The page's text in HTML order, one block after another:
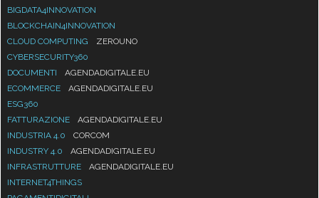
BIGDATA4INNOVATION
BLOCKCHAIN4INNOVATION
CLOUD COMPUTING
ZEROUNO
CYBERSECURITY360
DOCUMENTI
AGENDADIGITALE.EU
ECOMMERCE
AGENDADIGITALE.EU
ESG360
FATTURAZIONE
AGENDADIGITALE.EU
INDUSTRIA 4.0
CORCOM
INDUSTRY 4.0
AGENDADIGITALE.EU
INFRASTRUTTURE
AGENDADIGITALE.EU
INTERNET4THINGS